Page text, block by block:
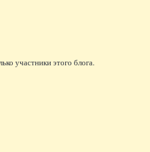
участники этого блога.